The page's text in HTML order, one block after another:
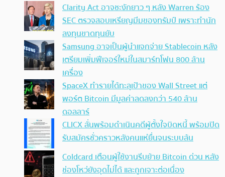
Clarity Act อาจชะงักยาว ๆ หลัง Warren ร้อง
SEC ตรวจสอบเหรียญมีมของทรัมป์ เพราะทำนัก
ลงทุนขาดทุนยับ
Samsung อาจเป็นผู้นำแจกจ่าย Stablecoin หลัง
เตรียมเพิ่มฟีเจอร์ใหม่ในสมาร์ทโฟน 800 ล้าน
เครื่อง
SpaceX ทำรายได้ทะลุเป้าของ Wall Street แต่
พอร์ต Bitcoin มีมูลค่าลดลงกว่า 540 ล้าน
ดอลลาร์
CLICX ลั่นพร้อมดำเนินคดีผู้ตั้งใจบิดหนี้ พร้อมปิด
รับสมัครชั่วคราวหลังคนแห่ยื่นจนระบบล้น
Coldcard เตือนผู้ใช้งานรีบย้าย Bitcoin ด่วน หลัง
ช่องโหว่ยังอุดไม่ได้ และถูกเจาะต่อเนื่อง